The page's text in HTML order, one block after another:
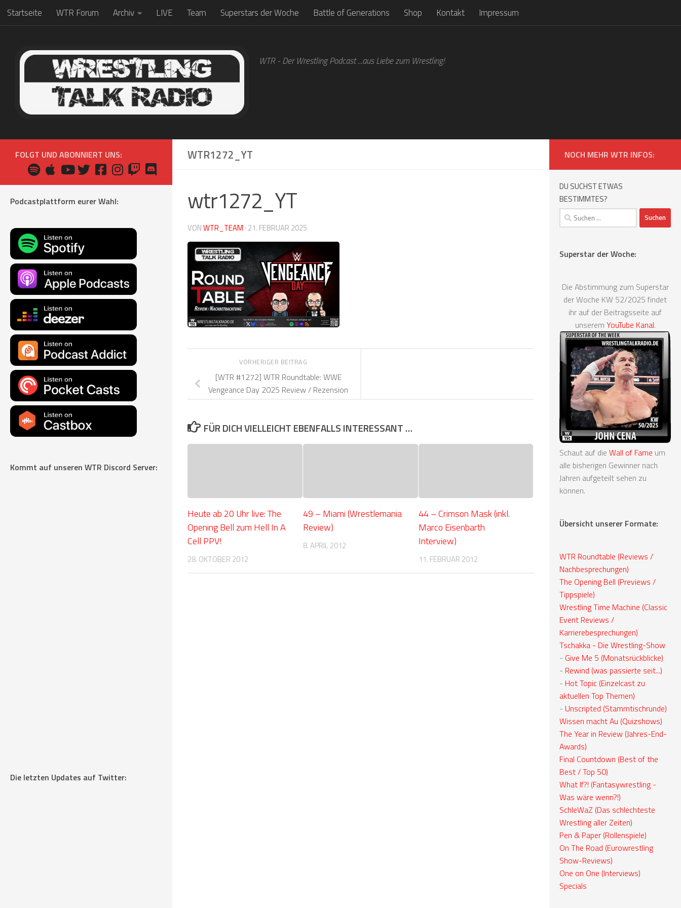
Zum Inhalt springen
Startseite WTR Forum Archiv LIVE Team Superstars der Woche Battle of Generations Shop Kontakt Impressum
WTR - Der Wrestling Podcast ...aus Liebe zum Wrestling!
WTR1272_YT
wtr1272_YT
VONWTR_TEAM · 21. FEBRUAR 2025
VORHERIGER BEITRAG
[WTR #1272] WTR Roundtable: WWE
Vengeance Day 2025 Review / Rezension
FÜR DICH VIELLEICHT EBENFALLS INTERESSANT …
Heute ab 20 Uhr live: The
Opening Bell zum Hell In A
Cell PPV!
28. OKTOBER 2012
49 – Miami (Wrestlemania
Review)
8. APRIL 2012
44 – Crimson Mask (inkl.
Marco Eisenbarth
Interview)
11. FEBRUAR 2012
FOLGT UND ABONNIERT UNS:
Podcastplattform eurer Wahl:
Kommt auf unseren WTR Discord Server:
Die letzten Updates auf Twitter:
NOCH MEHR WTR INFOS:
DU SUCHST ETWAS
BESTIMMTES?
Suchen
nach:
Superstar der Woche:
Die Abstimmung zum Superstar
der Woche KW 52/2025 findet
ihr auf der Beitragsseite auf
unserem YouTube Kanal.
Schaut auf die Wall of Fame um
alle bisherigen Gewinner nach
Jahren aufgeteilt sehen zu
können.
Übersicht unserer Formate:
WTR Roundtable (Reviews /
Nachbesprechungen)
The Opening Bell (Previews /
Tippspiele)
Wrestling Time Machine (Classic
Event Reviews /
Karrierebesprechungen)
Tschakka - Die Wrestling-Show
- Give Me 5 (Monatsrückblicke)
- Rewind (was passierte seit...)
- Hot Topic (Einzelcast zu
aktuellen Top Themen)
- Unscripted (Stammtischrunde)
Wissen macht Au (Quizshows)
The Year in Review (Jahres-End-
Awards)
Final Countdown (Best of the
Best / Top 50)
What If?! (Fantasywrestling -
Was wäre wenn?!)
SchleWaZ (Das schlechteste
Wrestling aller Zeiten)
Pen & Paper (Rollenspiele)
On The Road (Eurowrestling
Show-Reviews)
One on One (Interviews)
Specials